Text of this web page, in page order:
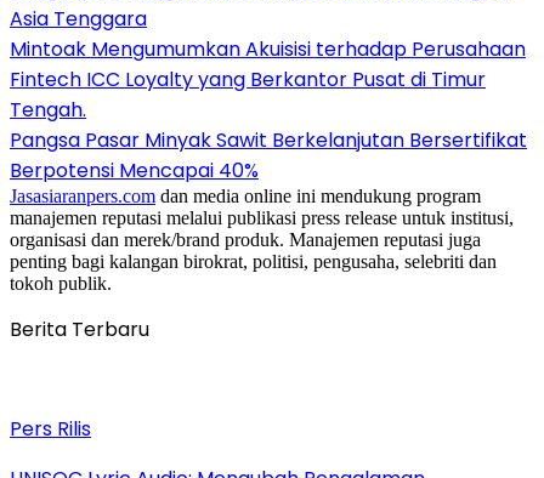
Asia Tenggara
Mintoak Mengumumkan Akuisisi terhadap Perusahaan
Fintech ICC Loyalty yang Berkantor Pusat di Timur
Tengah.
Pangsa Pasar Minyak Sawit Berkelanjutan Bersertifikat
Berpotensi Mencapai 40%
Jasasiaranpers.com dan media online ini mendukung program
manajemen reputasi melalui publikasi press release untuk institusi,
organisasi dan merek/brand produk. Manajemen reputasi juga
penting bagi kalangan birokrat, politisi, pengusaha, selebriti dan
tokoh publik.
Berita Terbaru
Pers Rilis